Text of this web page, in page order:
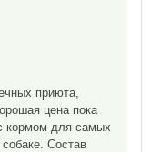
приюта,
цена пока
кормом для самых
Состав